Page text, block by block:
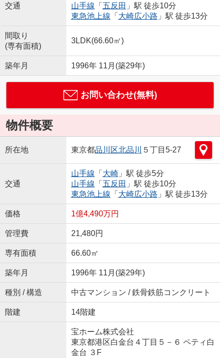
交通
山手線 「 五反田 」駅 徒歩10分
東急池上線 「 大崎広小路 」駅 徒歩13分
間取り
(専有面積)
3LDK(66.60㎡)
築年月 1996年 11月(築29年)
お問い合わせ(無料)
物件概要
所在地 東京都品川区北品川 ５丁目5-27
交通
山手線 「 大崎」駅 徒歩5分
山手線 「 五反田 」駅 徒歩10分
東急池上線 「 大崎広小路 」駅 徒歩13分
価格 1億4,490万円
管理費 21,480円
専有面積 66.60㎡
築年月 1996年 11月(築29年)
種別 / 構造 中古マンション / 鉄骨鉄筋コンクリート
階建 14階建
宝ホーム株式会社
東京都港区白金台４丁目５－６ ペティ白
金台 ３F